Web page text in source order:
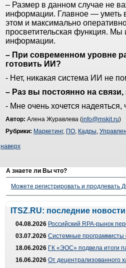
– Размер в данном случае не
информации. Главное — уметь
этом и максимально
просветительская функция.
информации.
– При современном уровне
готовить ИИ?
- Нет, никакая система ИИ не
– Раз вы постоянно на
- Мне очень хочется надеяться,
Автор: Алена Журавлева (info@mskit.ru)
Рубрики: Маркетинг, ПО, Кадры,
наверх
А знаете ли Вы что?
Можете регистрировать и
ITSZ.RU: последние
04.08.2026 Российский RPA-рынок
03.07.2026 Системные программисты
18.06.2026 ГК «ЭОС» подвела итоги
16.06.2026 От децентрализованного